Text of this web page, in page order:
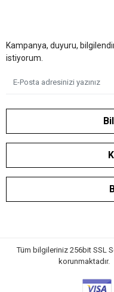
Kampanya, duyuru,
istiyorum.
Tüm bilgileriniz 256bit SSL
korunmaktadır.